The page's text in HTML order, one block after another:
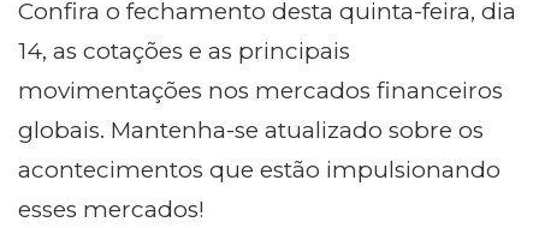
Confira o fechamento desta quinta-feira, dia
14, as cotações e as principais
movimentações nos mercados financeiros
globais. Mantenha-se atualizado sobre os
acontecimentos que estão impulsionando
esses mercados!